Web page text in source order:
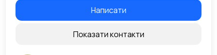
Написати
Показати контакти